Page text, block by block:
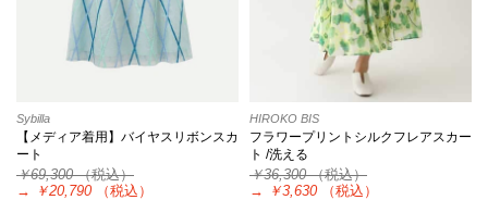
Sybilla
【メディア着用】バイヤスリボンスカ
ート
￥69,300（税込）
→
￥20,790 （税込）
HIROKO BIS
フラワープリントシルクフレアスカー
ト /洗える
￥36,300（税込）
→
￥3,630 （税込）